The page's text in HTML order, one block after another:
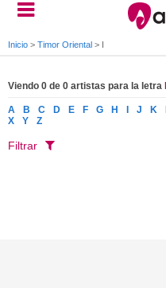
Inicio > Timor Oriental > I
Viendo 0 de 0 artistas para la letra
A B C D E F G H J K
X
Y Z
Filtrar